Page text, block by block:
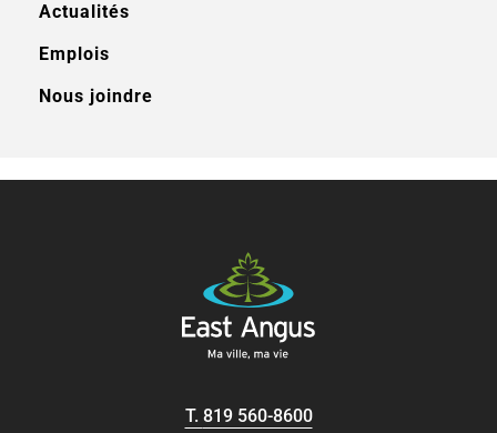
Actualités
Emplois
Nous joindre
T. 819 560-8600